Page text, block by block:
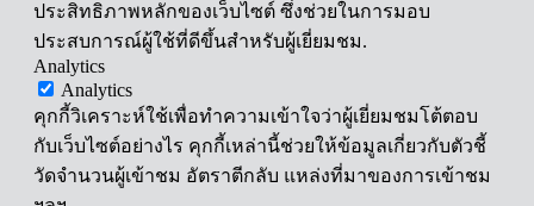
ประสิทธิภาพหลักของเว็บไซต์ ซึ่งช่วยในการมอบ
ประสบการณ์ผู้ใช้ที่ดีขึ้นสำหรับผู้เยี่ยมชม.
Analytics
Analytics
คุกกี้วิเคราะห์ใช้เพื่อทำความเข้าใจว่าผู้เยี่ยมชมโต้ตอบ
กับเว็บไซต์อย่างไร คุกกี้เหล่านี้ช่วยให้ข้อมูลเกี่ยวกับตัวชี้
วัดจำนวนผู้เข้าชม อัตราตีกลับ แหล่งที่มาของการเข้าชม